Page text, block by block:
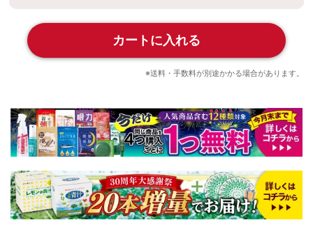
カートに入れる
※送料・手数料が別途かかる場合があります。